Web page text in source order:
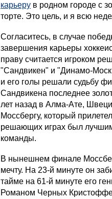
карьеру в родном городе с
торте. Это цель, и я всю
Согласитесь, в случае
завершения карьеры
праву считается игроком
"Сандвикен" и "Динамо-
и его голы решали судьбу
Сандвикена последнее
лет назад в Алма-Ате,
Моссбергу, который
решающих играх был
команды.
В нынешнем финале
мечту. На 23-й минуте он
тайме на 61-й минуте его
Романом Черных